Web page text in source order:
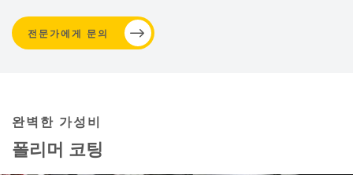
전문가에게 문의
완벽한 가성비
폴리머 코팅